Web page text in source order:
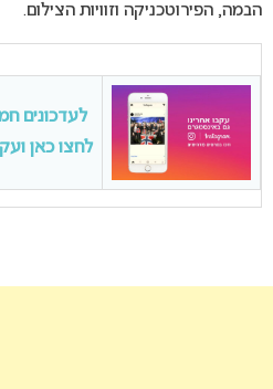
הבמה, הפירוטכניקה וזוויות הצילום.
לעדכונים
לחצו כאן